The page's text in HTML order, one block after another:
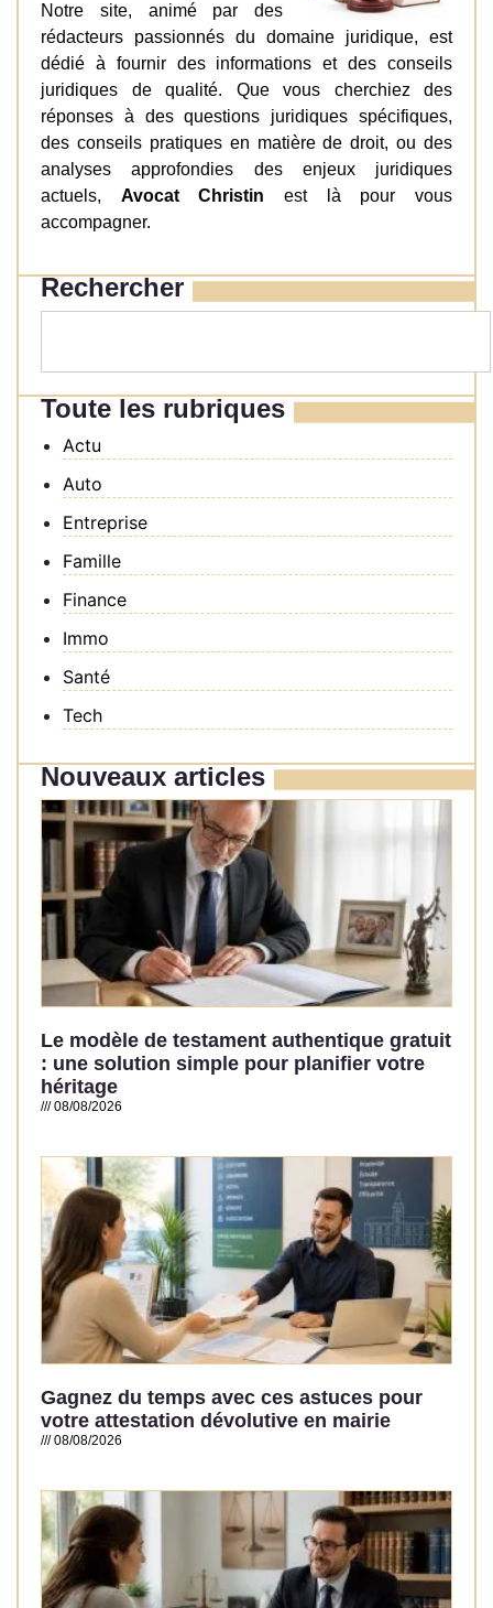
Notre site, animé par des
rédacteurs passionnés du domaine juridique, est
dédié à fournir des informations et des conseils
juridiques de qualité. Que vous cherchiez des
réponses à des questions juridiques spécifiques,
des conseils pratiques en matière de droit, ou des
analyses approfondies des enjeux juridiques
actuels, Avocat Christin est là pour vous
accompagner.
Rechercher
Toute les rubriques
Actu
Auto
Entreprise
Famille
Finance
Immo
Santé
Tech
Nouveaux articles
Le modèle de testament authentique gratuit
: une solution simple pour planifier votre
héritage
08/08/2026
Gagnez du temps avec ces astuces pour
votre attestation dévolutive en mairie
08/08/2026